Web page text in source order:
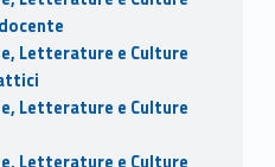
Letterature e Culture
Letterature e Culture